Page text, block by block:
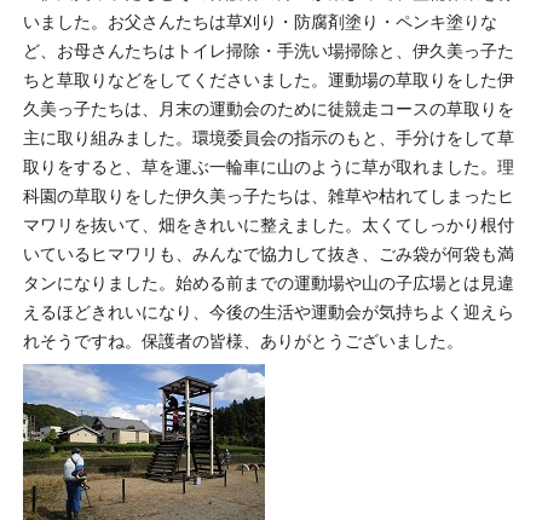
いました。お父さんたちは草刈り・防腐剤塗り・ペンキ塗りな
ど、お母さんたちはトイレ掃除・手洗い場掃除と、伊久美っ子た
ちと草取りなどをしてくださいました。運動場の草取りをした伊
久美っ子たちは、月末の運動会のために徒競走コースの草取りを
主に取り組みました。環境委員会の指示のもと、手分けをして草
取りをすると、草を運ぶ一輪車に山のように草が取れました。理
科園の草取りをした伊久美っ子たちは、雑草や枯れてしまったヒ
マワリを抜いて、畑をきれいに整えました。太くてしっかり根付
いているヒマワリも、みんなで協力して抜き、ごみ袋が何袋も満
タンになりました。始める前までの運動場や山の子広場とは見違
えるほどきれいになり、今後の生活や運動会が気持ちよく迎えら
れそうですね。保護者の皆様、ありがとうございました。